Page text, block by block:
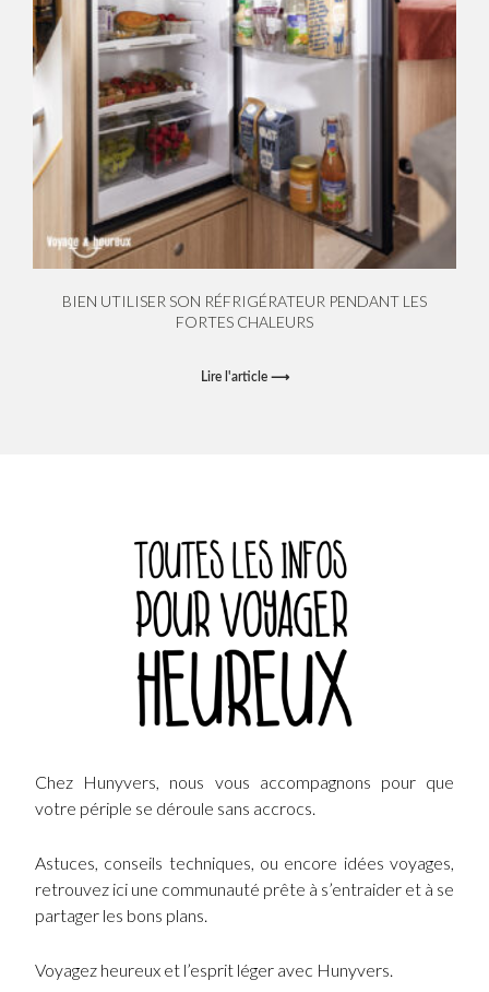
BIEN UTILISER SON RÉFRIGÉRATEUR PENDANT LES
FORTES CHALEURS
Lire l'article ⟶
Chez Hunyvers, nous vous accompagnons pour que
votre périple se déroule sans accrocs.
Astuces, conseils techniques, ou encore idées voyages,
retrouvez ici une communauté prête à s’entraider et à se
partager les bons plans.
Voyagez heureux et l’esprit léger avec Hunyvers.